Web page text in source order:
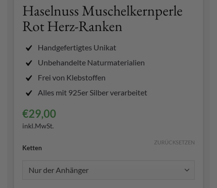
Haselnuss Muschelkernperle
Rot Herz-Ranken
Handgefertigtes Unikat
Unbehandelte Naturmaterialien
Frei von Klebstoffen
Alles mit 925er Silber verarbeitet
€29,00
inkl.MwSt.
Ketten
ZURÜCKSETZEN